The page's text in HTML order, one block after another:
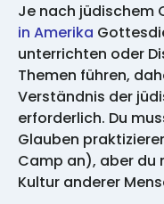
Je nach jüdischem
in Amerika
unterrichten oder
Themen führen,
Verständnis der
erforderlich. Du
Glauben
Camp an), aber du
Kultur anderer